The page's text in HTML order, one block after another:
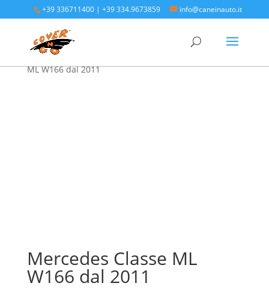
+39 336711400 |+39 334.9673859 info@caneinauto.it
Home/SALVA BAULE - Vasca Telo Copribaule
Auto/SALVA BAULE MERCEDES
ML W166 dal 2011
Mercedes Classe ML
W166 dal 2011